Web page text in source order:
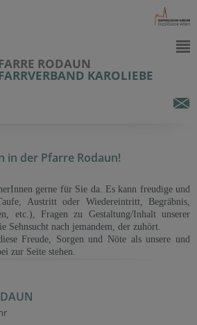
RODAUN
KAROLIEBE
in der Pfarre Rodaun!
gerne für Sie da. Es kann freudige und
Austritt oder Wiedereintritt, Begräbnis,
etc.), Fragen zu Gestaltung/Inhalt unserer
Sehnsucht nach jemandem, der zuhört.
Freude, Sorgen und Nöte als unsere und
zur Seite stehen.